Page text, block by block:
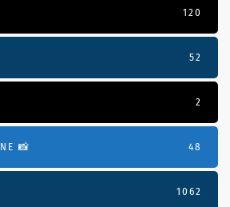
120
52
2
📸 48
1062